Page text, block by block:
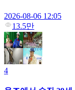
2026-08-06 12:05
13.5만
4